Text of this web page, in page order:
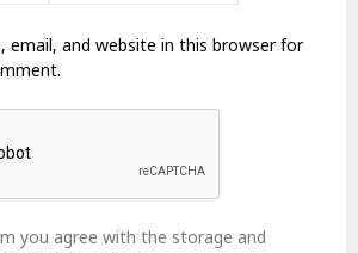
email, and website in this browser for
you agree with the storage and